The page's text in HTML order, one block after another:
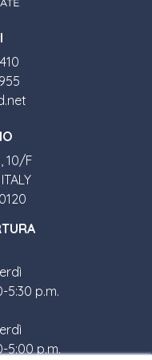
10/F
5:30 p.m.
5:00 p.m.